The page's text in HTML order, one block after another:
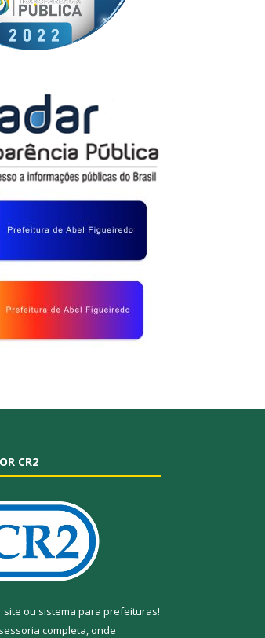
CR2
site ou sistema para prefeituras!
completa, onde